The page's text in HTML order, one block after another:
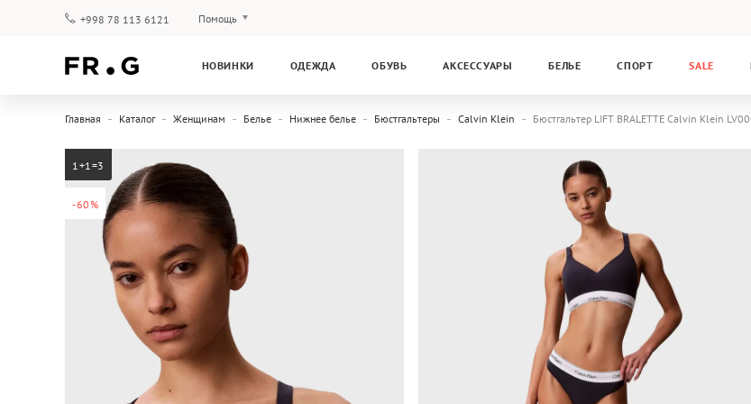
+998 78 113 6121 Помощь
НОВИНКИ ОДЕЖДА ОБУВЬ АКСЕССУАРЫ БЕЛЬЕ СПОРТ SALE
Главная Каталог Женщинам Белье Нижнее белье Бюстгальтеры Calvin Klein Бюстгальтер LIFT BRALETTE Calvin Klein
-60%
1+1=3